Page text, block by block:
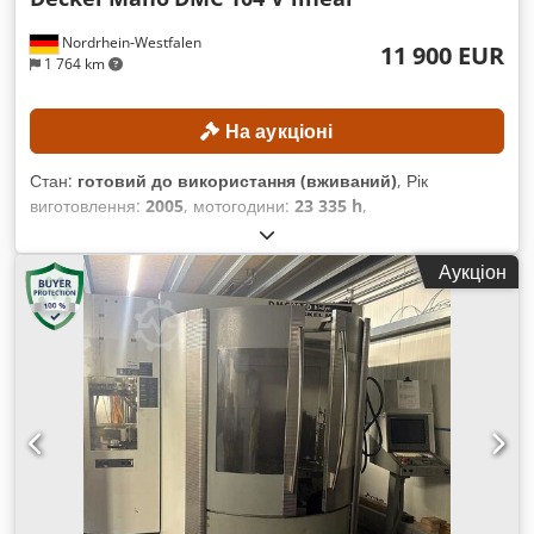
Renishaw OP60
Nordrhein-Westfalen
1 764 km
11 900 EUR
На аукціоні
Стан: готовий до використання (вживаний), Рік
виготовлення: 2005, мотогодини: 23 335 h,
повністю працездатний
переміщення по осі X:1 040 мм, відстань переміщення по
осі Y:600 мм , відстань переміщення осі Z:500 мм, модель
контролера: Heidenhain iTNC 530, максимальна швидкість
шпинделя:
8 000 об/хв
, ТЕХНІЧНІ ХАРАКТЕРИСТИКИ
ХОДИ Вісь X: 1040 мм Вісь Y: 600 мм Вісь Z: 500 мм
РОБОЧИЙ СТІЛ Codpfxezqcuce Ahujha Площа столу: 1250
× 600 мм Навантаження на стіл: макс. 600 кг ШПІНДЕЛЬ ТА
КРІПЛЕННЯ ІНСТРУМЕНТУ Кріплення інструменту: SK 40
Швидкість обертання шпинделя: 1–8000 об/хв Крутний
момент шпинделя S1/S6: 140/200 Нм Потужність двигуна
шпинделя при 100/40% ККД: 13/19 кВт ПОДАЧІ ТА ШВИДКІ
Аукціон